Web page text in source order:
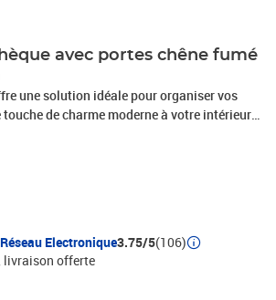
avec portes chêne fumé
une solution idéale pour organiser vos
de charme moderne à votre intérieur.
: le bois d'ingénierie est d'une qualité
à l'humidité.Grand espace de
offre suffisamment d'espace de
votre collection de livres, magazines et
stable et robuste : le dessus de
est parfait pour exposer vos objets
et plantes en pot.Design pratique : gardez
la poussière en les cachant derrière les
Réseau Electronique3.75/5(106)
livraison offerte